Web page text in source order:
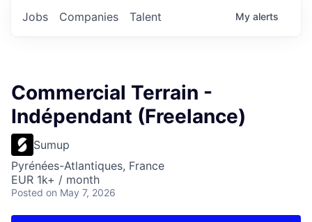
Jobs Companies Talent My alerts
Commercial Terrain -
Indépendant (Freelance)
Sumup
Pyrénées-Atlantiques, France
EUR 1k+ / month
Posted on May 7, 2026